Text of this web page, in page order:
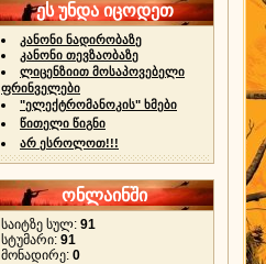
ეს უნდა იცოდეთ
კანონი ნადირობაზე
კანონი თევზაობაზე
ლიცენზიით მოსაპოვებელი
ფრინველები
"ელექტრომანოკის" ხმები
წითელი წიგნი
არ ესროლოთ!!!
ონლაინში
საიტზე სულ: 91
სტუმარი: 91
მონადირე: 0